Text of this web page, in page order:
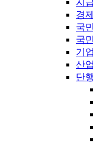
지
경
국
국
기
산
단